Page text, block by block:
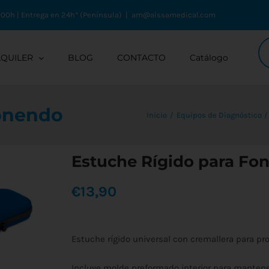
| Entrega en 24h* (Península) am@alssamedical.com
BLOG CONTACTO Catálogo
de
Inicio Equipos de Diagnóstico
Estuche Rígido para
€13,90
Estuche rígido universal con cremallera para